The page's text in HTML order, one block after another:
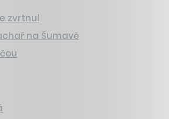
zvrtnul
na Šumavě